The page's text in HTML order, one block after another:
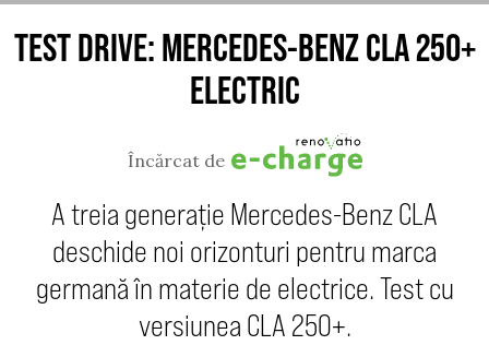
TEST DRIVE: MERCEDES-BENZ CLA 250+
ELECTRIC
Încărcat de
A treia generație Mercedes-Benz CLA
deschide noi orizonturi pentru marca
germană în materie de electrice. Test cu
versiunea CLA 250+.